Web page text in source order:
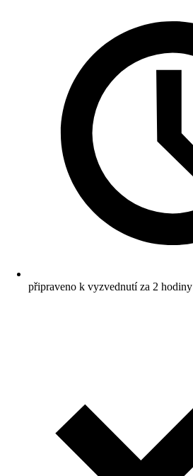
připraveno k vyzvednutí za 2 hodiny